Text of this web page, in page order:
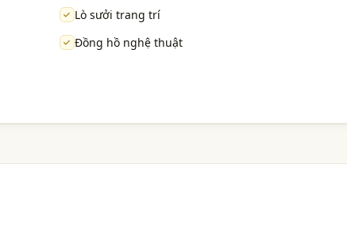
Lò sưởi trang trí
Đồng hồ nghệ thuật